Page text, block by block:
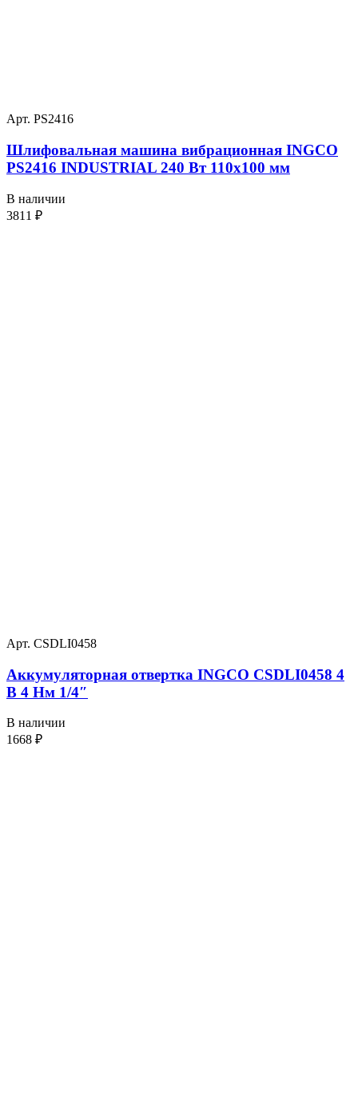
Арт. PS2416
Шлифовальная машина вибрационная INGCO
PS2416 INDUSTRIAL 240 Вт 110х100 мм
В наличии
3811 ₽
Арт. CSDLI0458
Аккумуляторная отвертка INGCO CSDLI0458 4
В 4 Нм 1/4″
В наличии
1668 ₽